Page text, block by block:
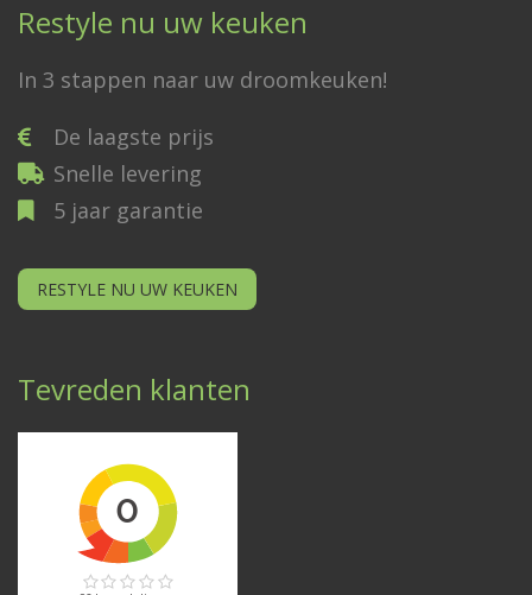
Restyle nu uw keuken
In 3 stappen naar uw droomkeuken!
De laagste prijs
Snelle levering
5 jaar garantie
RESTYLE NU UW KEUKEN
Tevreden klanten